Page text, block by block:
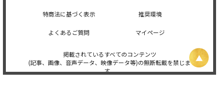
特商法に基づく表示 推奨環境
よくあるご質問 マイページ
掲載されているすべてのコンテンツ
(記事、画像、音声データ、映像データ等)の無断転載を禁じま
す。